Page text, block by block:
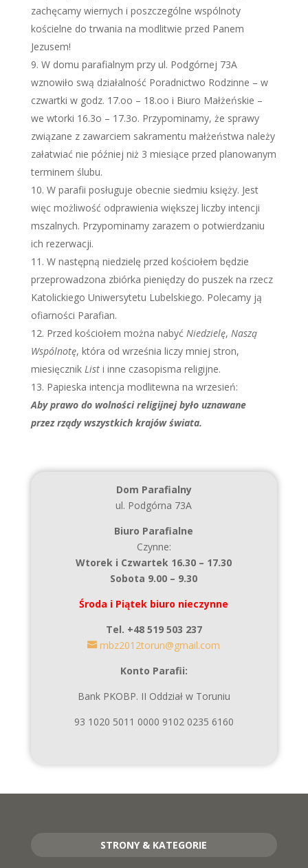
zachęcamy wiernych i poszczególne wspólnoty
kościelne do trwania na modlitwie przed Panem
Jezusem!
W domu parafialnym przy ul. Podgórnej 73A
wznowiło swą działalność Poradnictwo Rodzinne – w
czwartki w godz. 17.oo – 18.oo i Biuro Małżeńskie –
we wtorki 16.3o – 17.3o. Przypominamy, że sprawy
związane z zawarciem sakramentu małżeństwa należy
załatwiać nie później niż 3 miesiące przed planowanym
terminem ślubu.
W parafii posługuje obecnie siedmiu księży. Jest
więc możliwość odprawienia większej liczby intencji
mszalnych. Przypominamy zarazem o potwierdzaniu
ich rezerwacji.
W następną niedzielę przed kościołem będzie
przeprowadzona zbiórka pieniędzy do puszek na rzecz
Katolickiego Uniwersytetu Lubelskiego. Polecamy ją
ofiarności Parafian.
Przed kościołem można nabyć Niedzielę, Naszą
Wspólnotę, która od września liczy mniej stron,
miesięcznik Listi inne czasopisma religijne.
Papieska intencja modlitewna na wrzesień:
Aby prawo do wolności religijnej było uznawane
przez rządy wszystkich krajów świata.
Dom Parafialny
ul. Podgórna 73A
Biuro Parafialne
Czynne:
Wtorek i Czwartek 16.30 – 17.30
Sobota 9.00 – 9.30
Środa i Piątek biuro nieczynne
Tel. +48 519 503 237
mbz2012torun@gmail.com
Konto Parafii:
Bank PKOBP. II Oddział w Toruniu
93 1020 5011 0000 9102 0235 6160
STRONY & KATEGORIE